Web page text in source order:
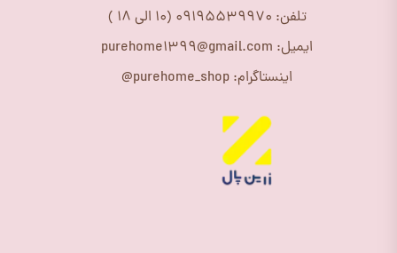
تلفن: 09195539970 (10 الی 18 )
ایمیل: purehome1399@gmail.com
اینستاگرام: purehome_shop@